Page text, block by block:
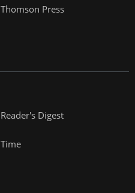
Thomson Press
Reader's Digest
Time